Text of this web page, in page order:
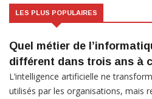
LES PLUS POPULAIRES
Quel métier de
différent dans trois ans à
L’intelligence artificielle ne
utilisés par les organisations, mais